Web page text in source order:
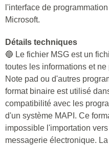
l'interface de
Microsoft.
Détails techniques
🔵 Le fichier MSG est un
toutes les informations et
Note pad ou d'autres
format binaire est utilisé
compatibilité avec les
d'un système MAPI. Ce
impossible l'importation
messagerie électronique.